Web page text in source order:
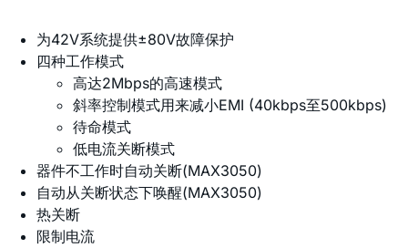
为42V系统提供±80V故障保护
四种工作模式
高达2Mbps的高速模式
斜率控制模式用来减小EMI (40kbps至500kbps)
待命模式
低电流关断模式
器件不工作时自动关断(MAX3050)
自动从关断状态下唤醒(MAX3050)
热关断
限制电流